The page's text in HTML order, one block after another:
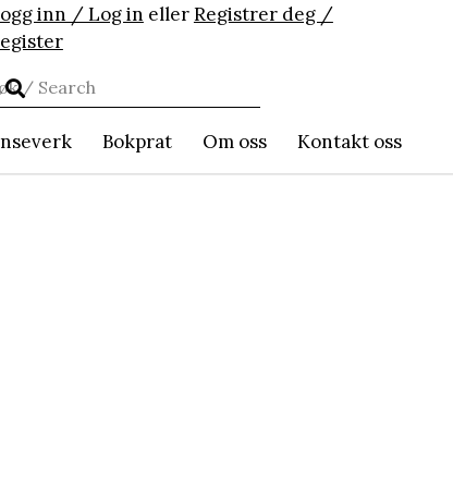
inn / Log in ellerRegistrer deg /
Bokprat Om oss Kontakt oss